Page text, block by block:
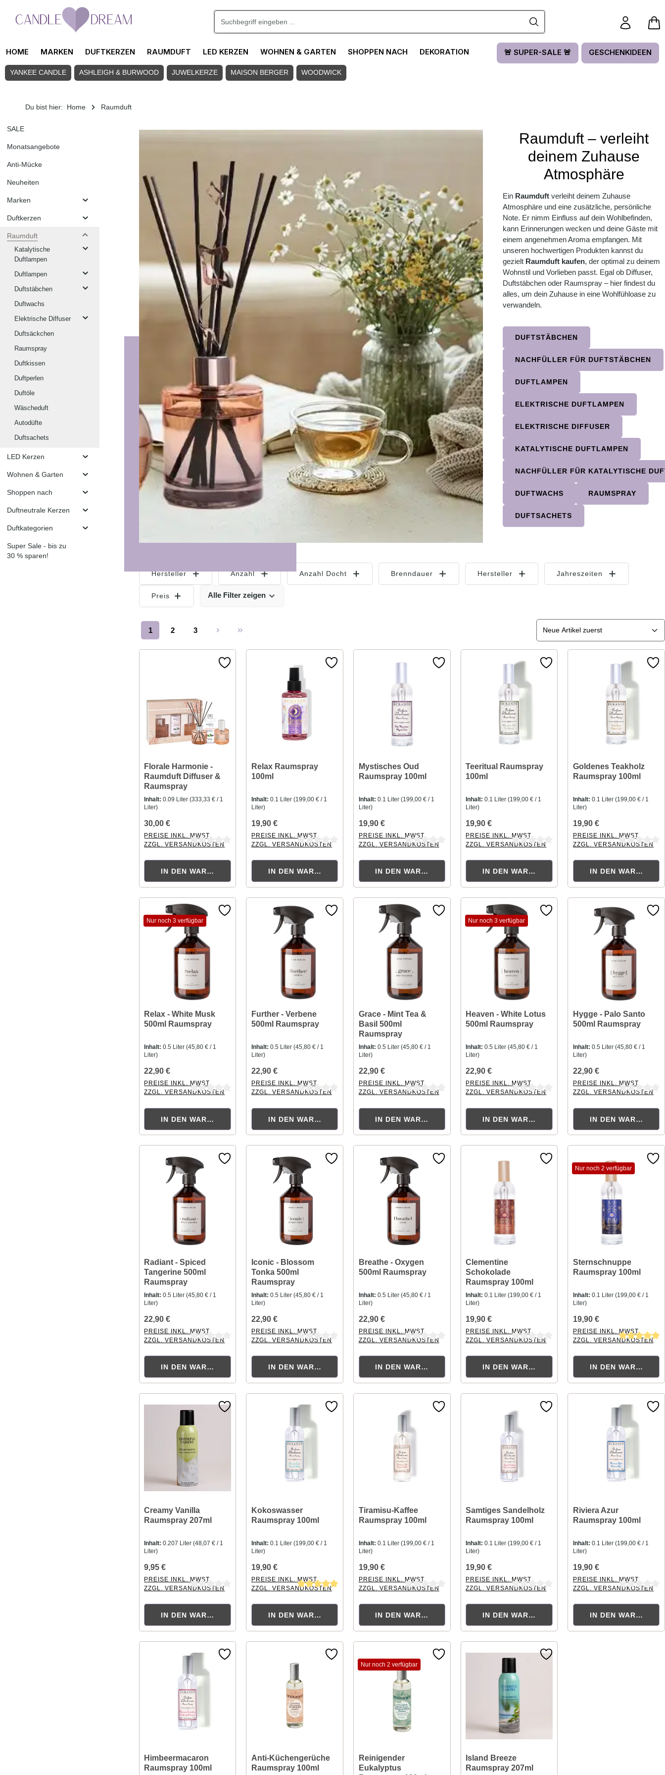
Zum Hauptinhalt springen
HOME MARKEN DUFTKERZEN RAUMDUFT LED KERZEN WOHNEN & GARTEN SHOPPEN NACH DEKORATION 🚨 SUPER-SALE 🚨 GESCHENKIDEEN
YANKEE CANDLE ASHLEIGH & BURWOOD JUWELKERZE MAISON BERGER WOODWICK
Du bist hier: Home Raumduft
SALE
Monatsangebote
Anti-Mücke
Neuheiten
Marken
Duftkerzen
Raumduft
Katalytische
Duftlampen
Duftlampen
Duftstäbchen
Duftwachs
Elektrische Diffuser
Duftsäckchen
Raumspray
Duftkissen
Duftperlen
Duftöle
Wäscheduft
Autodüfte
Duftsachets
LED Kerzen
Wohnen & Garten
Shoppen nach
Duftneutrale Kerzen
Duftkategorien
Super Sale - bis zu
30 % sparen!
Raumduft – verleiht
deinem Zuhause
Atmosphäre
Ein Raumduft verleiht deinem Zuhause
Atmosphäre und eine zusätzliche, persönliche
Note. Er nimm Einfluss auf dein Wohlbefinden,
kann Erinnerungen wecken und deine Gäste mit
einem angenehmen Aroma empfangen. Mit
unseren hochwertigen Produkten kannst du
gezielt Raumduft kaufen, der optimal zu deinem
Wohnstil und Vorlieben passt. Egal ob Diffuser,
Duftstäbchen oder Raumspray – hier findest du
alles, um dein Zuhause in eine Wohlfühloase zu
verwandeln.
DUFTSTÄBCHEN
NACHFÜLLER FÜR DUFTSTÄBCHEN
DUFTLAMPEN
ELEKTRISCHE DUFTLAMPEN
ELEKTRISCHE DIFFUSER
KATALYTISCHE DUFTLAMPEN
NACHFÜLLER FÜR KATALYTISCHE
DUFTWACHS RAUMSPRAY
DUFTSACHETS
Hersteller Anzahl Anzahl Docht Brenndauer Hersteller Jahreszeiten
Preis Alle Filter zeigen
Seite
1
Seite
2
Seite
3
Florale Harmonie -
Raumduft Diffuser &
Raumspray
Inhalt:0.09 Liter(333,33 € / 1
Liter)
30,00 €
PREISE INKL. MWST.
ZZGL. VERSANDKOSTEN
IN DEN WARENKORB
Relax Raumspray
100ml
Inhalt:0.1 Liter(199,00 € / 1
Liter)
19,90 €
PREISE INKL. MWST.
ZZGL. VERSANDKOSTEN
IN DEN WARENKORB
Mystisches Oud
Raumspray 100ml
Inhalt: 0.1 Liter (199,00 € / 1
Liter)
19,90 €
PREISE INKL. MWST.
ZZGL. VERSANDKOSTEN
IN DEN WARENKORB
Teeritual Raumspray
100ml
Inhalt:0.1 Liter(199,00 € / 1
Liter)
19,90 €
PREISE INKL. MWST.
ZZGL. VERSANDKOSTEN
IN DEN WARENKORB
Goldenes Teakholz
Raumspray 100ml
Inhalt: 0.1 Liter (199,00 € / 1
Liter)
19,90 €
PREISE INKL. MWST.
ZZGL. VERSANDKOSTEN
IN DEN
Nur noch 3 verfügbar
Relax - White Musk
500ml Raumspray
Inhalt:0.5 Liter(45,80 € / 1
Liter)
22,90 €
PREISE INKL. MWST.
ZZGL. VERSANDKOSTEN
IN DEN WARENKORB
Further - Verbene
500ml Raumspray
Inhalt:0.5 Liter(45,80 € / 1
Liter)
22,90 €
PREISE INKL. MWST.
ZZGL. VERSANDKOSTEN
IN DEN WARENKORB
Grace - Mint Tea &
Basil 500ml
Raumspray
Inhalt: 0.5 Liter (45,80 € / 1
Liter)
22,90 €
PREISE INKL. MWST.
ZZGL. VERSANDKOSTEN
IN DEN WARENKORB
Nur noch 3 verfügbar
Heaven - White Lotus
500ml Raumspray
Inhalt:0.5 Liter(45,80 € / 1
Liter)
22,90 €
PREISE INKL. MWST.
ZZGL. VERSANDKOSTEN
IN DEN WARENKORB
Hygge - Palo Santo
500ml Raumspray
Inhalt: 0.5 Liter (45,80 € / 1
Liter)
22,90 €
PREISE INKL. MWST.
ZZGL. VERSANDKOSTEN
IN DEN
Radiant - Spiced
Tangerine 500ml
Raumspray
Inhalt:0.5 Liter(45,80 € / 1
Liter)
22,90 €
PREISE INKL. MWST.
ZZGL. VERSANDKOSTEN
IN DEN WARENKORB
Iconic - Blossom
Tonka 500ml
Raumspray
Inhalt:0.5 Liter(45,80 € / 1
Liter)
22,90 €
PREISE INKL. MWST.
ZZGL. VERSANDKOSTEN
IN DEN WARENKORB
Breathe - Oxygen
500ml Raumspray
Inhalt: 0.5 Liter (45,80 € / 1
Liter)
22,90 €
PREISE INKL. MWST.
ZZGL. VERSANDKOSTEN
IN DEN WARENKORB
Clementine
Schokolade
Raumspray 100ml
Inhalt:0.1 Liter(199,00 € / 1
Liter)
19,90 €
PREISE INKL. MWST.
ZZGL. VERSANDKOSTEN
IN DEN WARENKORB
Nur noch 2 verfügbar
Sternschnuppe
Raumspray 100ml
Inhalt: 0.1 Liter (199,00 € / 1
Liter)
19,90 €
PREISE INKL. MWST.
ZZGL. VERSANDKOSTEN
IN DEN
Creamy Vanilla
Raumspray 207ml
Inhalt:0.207 Liter(48,07 € / 1
Liter)
9,95 €
PREISE INKL. MWST.
ZZGL. VERSANDKOSTEN
IN DEN WARENKORB
Kokoswasser
Raumspray 100ml
Inhalt:0.1 Liter(199,00 € / 1
Liter)
19,90 €
PREISE INKL. MWST.
ZZGL. VERSANDKOSTEN
IN DEN WARENKORB
Tiramisu-Kaffee
Raumspray 100ml
Inhalt: 0.1 Liter (199,00 € / 1
Liter)
19,90 €
PREISE INKL. MWST.
ZZGL. VERSANDKOSTEN
IN DEN WARENKORB
Samtiges Sandelholz
Raumspray 100ml
Inhalt:0.1 Liter(199,00 € / 1
Liter)
19,90 €
PREISE INKL. MWST.
ZZGL. VERSANDKOSTEN
IN DEN WARENKORB
Riviera Azur
Raumspray 100ml
Inhalt: 0.1 Liter (199,00 € / 1
Liter)
19,90 €
PREISE INKL. MWST.
ZZGL. VERSANDKOSTEN
IN DEN
Himbeermacaron
Raumspray 100ml
Anti-Küchengerüche
Raumspray 100ml
Nur noch 2 verfügbar
Reinigender
Eukalyptus
Island Breeze
Raumspray 207ml